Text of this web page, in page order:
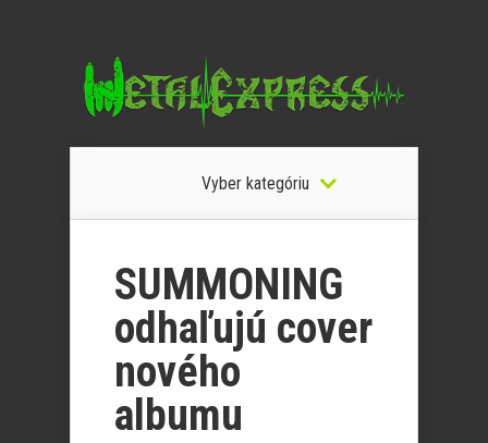
Vyber kategóriu
SUMMONING
odhaľujú cover
nového
albumu